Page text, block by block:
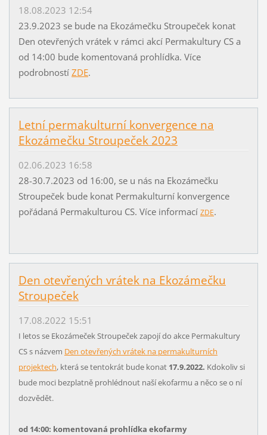
18.08.2023 12:54
23.9.2023 se bude na Ekozámečku Stroupeček konat
Den otevřených vrátek v rámci akcí Permakultury CS a
od 14:00 bude komentovaná prohlídka. Více
podrobností ZDE.
Letní permakulturní konvergence na
Ekozámečku Stroupeček 2023
02.06.2023 16:58
28-30.7.2023 od 16:00, se u nás na Ekozámečku
Stroupeček bude konat Permakulturní konvergence
pořádaná Permakulturou CS. Více informací ZDE.
Den otevřených vrátek na Ekozámečku
Stroupeček
17.08.2022 15:51
I letos se Ekozámeček Stroupeček zapojí do akce Permakultury
CS s názvem Den otevřených vrátek na permakulturních
projektech, která se tentokrát bude konat 17.9.2022. Kdokoliv si
bude moci bezplatně prohlédnout naší ekofarmu a něco se o ní
dozvědět.
od 14:00: komentovaná prohlídka ekofarmy